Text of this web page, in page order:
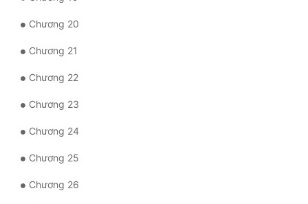
Đẹp Hiệp
Chương 20
Chương 21
Chương 22
Chương 23
Chương 24
Chương 25
Chương 26